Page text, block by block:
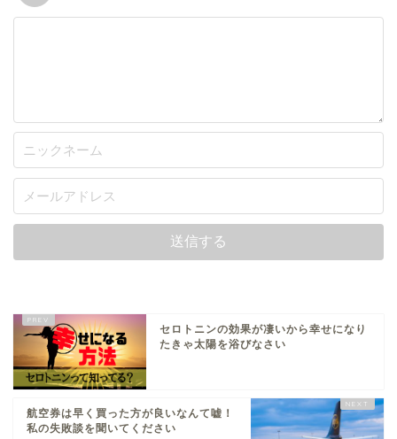
セロトニンの効果が凄いから幸せになり
たきゃ太陽を浴びなさい
航空券は早く買った方が良いなんて嘘！
私の失敗談を聞いてください